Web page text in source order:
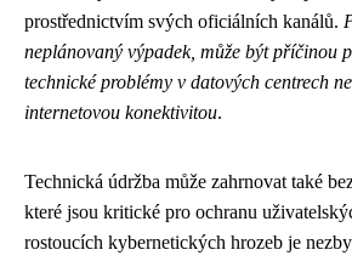
prostřednictvím svých oficiálních kanálů.
neplánovaný výpadek, může být příčinou
technické problémy v datových centrech
internetovou konektivitou.
Technická údržba může zahrnovat také
které jsou kritické pro ochranu
rostoucích kybernetických hrozeb je